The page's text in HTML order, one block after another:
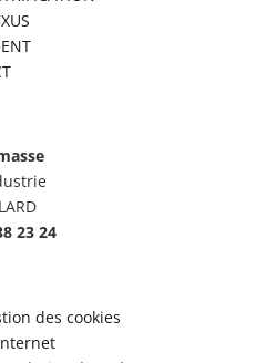
23 24
des cookies